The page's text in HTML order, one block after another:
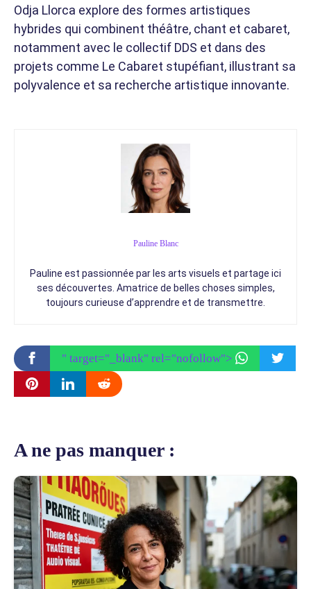
Odja Llorca explore des formes artistiques
hybrides qui combinent théâtre, chant et cabaret,
notamment avec le collectif DDS et dans des
projets comme Le Cabaret stupéfiant, illustrant sa
polyvalence et sa recherche artistique innovante.
Pauline Blanc
Pauline est passionnée par les arts visuels et partage ici
ses découvertes. Amatrice de belles choses simples,
toujours curieuse d’apprendre et de transmettre.
" target="_blank" rel="nofollow">
A ne pas manquer :